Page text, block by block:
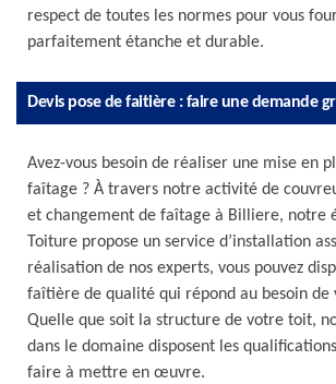
respect de toutes les normes pour vous
parfaitement étanche et durable.
Devis pose de faitière : faire une demande
Avez-vous besoin de réaliser une mise en
faîtage ? À travers notre activité de
et changement de faîtage à Billiere, notre
Toiture propose un service d’installation
réalisation de nos experts, vous pouvez
faîtière de qualité qui répond au besoin
Quelle que soit la structure de votre toit,
dans le domaine disposent les
faire à mettre en œuvre.